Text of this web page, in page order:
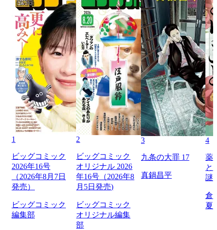
1
ビッグコミック
2026年16号
（2026年8月7日
発売）
ビッグコミック
編集部
2
ビッグコミック
オリジナル 2026
年16号（2026年8
月5日発売)
ビッグコミック
オリジナル編集
部
3
九条の大罪 17
真鍋昌平
4
薬
と
謎
倉
夏